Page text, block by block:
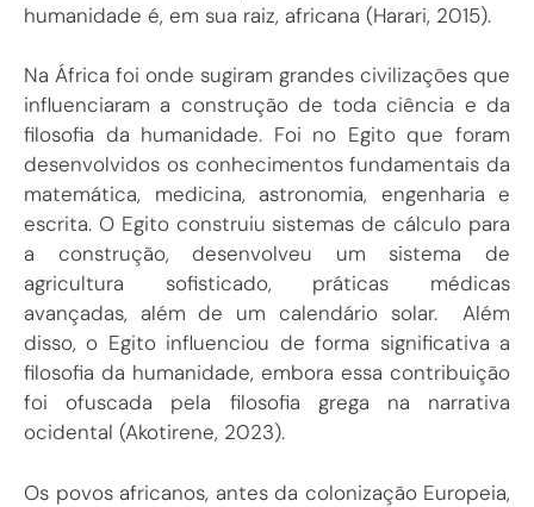
humanidade é, em sua raiz, africana (Harari, 2015).
Na África foi onde sugiram grandes civilizações que
influenciaram a construção de toda ciência e da
filosofia da humanidade. Foi no Egito que foram
desenvolvidos os conhecimentos fundamentais da
matemática, medicina, astronomia, engenharia e
escrita. O Egito construiu sistemas de cálculo para
a construção, desenvolveu um sistema de
agricultura sofisticado, práticas médicas
avançadas, além de um calendário solar. Além
disso, o Egito influenciou de forma significativa a
filosofia da humanidade, embora essa contribuição
foi ofuscada pela filosofia grega na narrativa
ocidental (Akotirene, 2023).
Os povos africanos, antes da colonização Europeia,